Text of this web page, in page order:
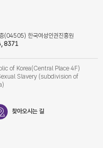
(04505) 한국여성인권진흥원
8371
of Korea(Central Place 4F)
Slavery (subdivision of
찾아오시는 길